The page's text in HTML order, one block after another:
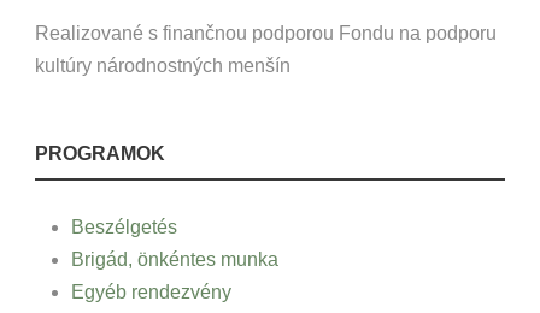
Realizované s finančnou podporou Fondu na podporu
kultúry národnostných menšín
PROGRAMOK
Beszélgetés
Brigád, önkéntes munka
Egyéb rendezvény